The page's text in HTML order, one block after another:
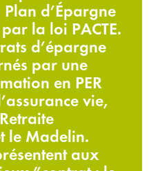
d’Épargne
la loi PACTE.
d’épargne
par une
en PER
vie,
le Madelin.
aux